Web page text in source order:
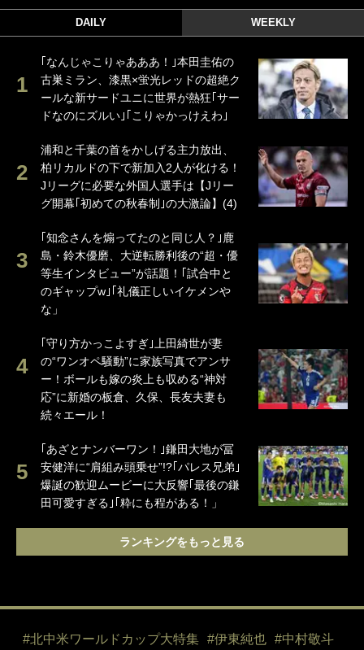
DAILY WEEKLY
｢なんじゃこりゃあああ！｣本田圭佑の
古巣ミラン、漆黒×蛍光レッドの超絶ク
ールな新サードユニに世界が熱狂｢サー
ドなのにズルい｣｢こりゃかっけえわ｣
浦和と千葉の首をかしげる主力放出、
柏リカルドの下で新加入2人が化ける！
Jリーグに必要な外国人選手は【Jリー
グ開幕｢初めての秋春制｣の大激論】(4)
｢知念さんを煽ってたのと同じ人？｣鹿
島・鈴木優磨、大逆転勝利後の“超・優
等生インタビュー”が話題！｢試合中と
のギャップw｣｢礼儀正しいイケメンや
な」
｢守り方かっこよすぎ｣上田綺世が妻
の“ワンオペ騒動”に家族写真でアンサ
ー！ボールも嫁の炎上も収める“神対
応”に新婚の板倉、久保、長友夫妻も
続々エール！
｢あざとナンバーワン！｣鎌田大地が冨
安健洋に“肩組み頭乗せ”!?｢パレス兄弟｣
爆誕の歓迎ムービーに大反響｢最後の鎌
田可愛すぎる｣｢粋にも程がある！」
ランキングをもっと見る
#北中米ワールドカップ大特集 #伊東純也
#中村敬斗